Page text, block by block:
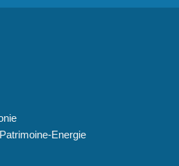
Energie